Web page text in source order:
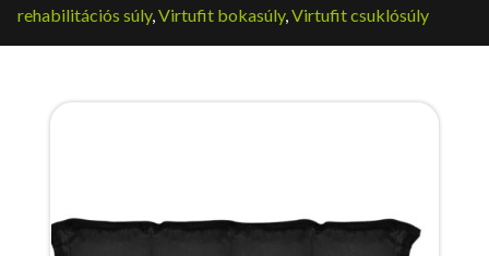
rehabilitációs súly,Virtufit bokasúly,Virtufit csuklósúly